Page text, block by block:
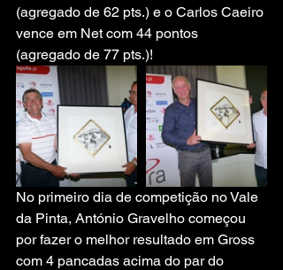
(agregado de 62 pts.) e o Carlos Caeiro
vence em Net com 44 pontos
(agregado de 77 pts.)!
No primeiro dia de competição no Vale
da Pinta, António Gravelho começou
por fazer o melhor resultado em Gross
com 4 pancadas acima do par do